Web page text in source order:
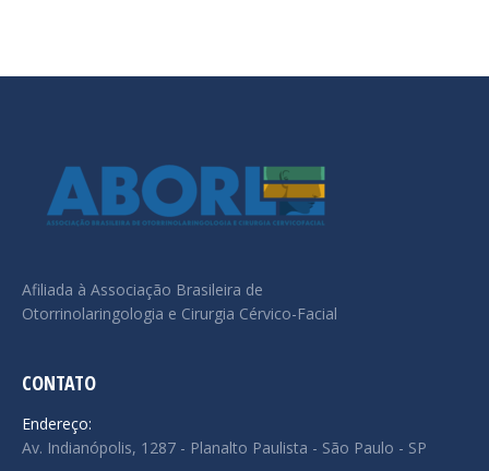
Afiliada à Associação Brasileira de
Otorrinolaringologia e Cirurgia Cérvico-Facial
CONTATO
Endereço:
Av. Indianópolis, 1287 - Planalto Paulista - São Paulo - SP